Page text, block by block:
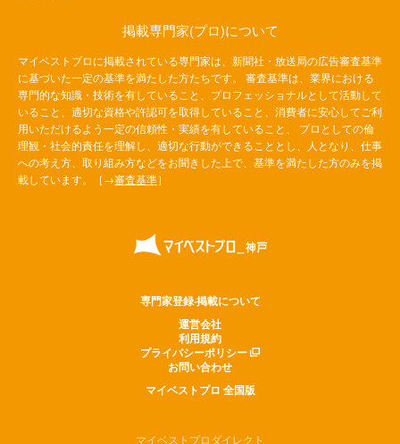
掲載専門家(プロ)について
マイベストプロに掲載されている専門家は、新聞社・放送局の広告審査基準
に基づいた一定の基準を満たした方たちです。 審査基準は、業界における
専門的な知識・技術を有していること、プロフェッショナルとして活動して
いること、適切な資格や許認可を取得していること、消費者に安心してご利
用いただけるよう一定の信頼性・実績を有していること、 プロとしての倫
理観・社会的責任を理解し、適切な行動ができることとし、人となり、仕事
への考え方、取り組み方などをお聞きした上で、基準を満たした方のみを掲
載しています。［→審査基準］
専門家登録·掲載について
運営会社
利用規約
プライバシーポリシー
お問い合わせ
マイベストプロ 全国版
マイベストプロダイレクト